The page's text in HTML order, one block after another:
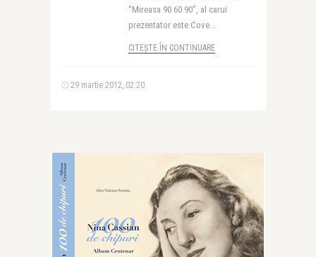
“Mireasa 90 60 90”, al carui
prezentator este Cove ..
CITEȘTE ÎN CONTINUARE
29 martie 2012, 02:20